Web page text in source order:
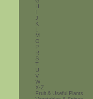
H
I
J
K
L
M
O
P
R
S
T
U
V
W
X-Z
Fruit & Useful Plants